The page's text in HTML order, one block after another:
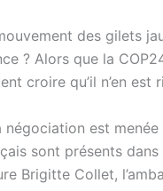
des gilets
? Alors que la
croire qu’il n’en est
négociation est
sont présents
Brigitte Collet,